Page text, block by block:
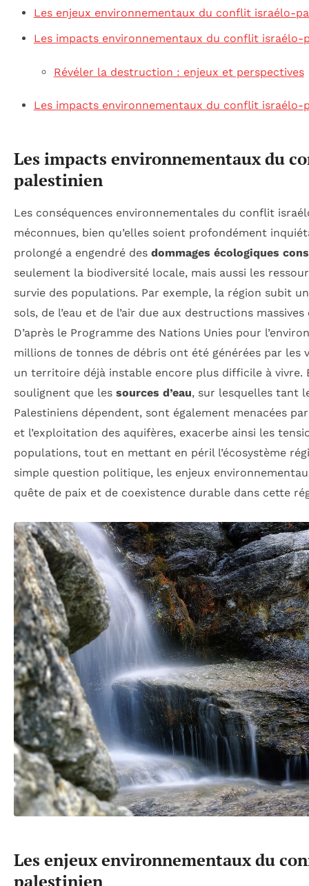
Les enjeux environnementaux du conflit israélo-
Les impacts environnementaux du conflit israélo-
Révéler la destruction : enjeux et perspectives
Les impacts environnementaux du conflit israélo-
Les impacts environnementaux du
palestinien
Les conséquences environnementales du conflit
méconnues, bien qu’elles soient profondément
prolongé a engendré des dommages écologiques
seulement la biodiversité locale, mais aussi les
survie des populations. Par exemple, la région subit
sols, de l’eau et de l’air due aux destructions
D’après le Programme des Nations Unies pour
millions de tonnes de débris ont été générées par les
un territoire déjà instable encore plus difficile à vivre.
soulignent que les sources d’eau, sur lesquelles tant
Palestiniens dépendent, sont également menacées
et l’exploitation des aquifères, exacerbe ainsi les
populations, tout en mettant en péril l’écosystème
simple question politique, les enjeux
quête de paix et de coexistence durable dans cette
Les enjeux environnementaux du
palestinien